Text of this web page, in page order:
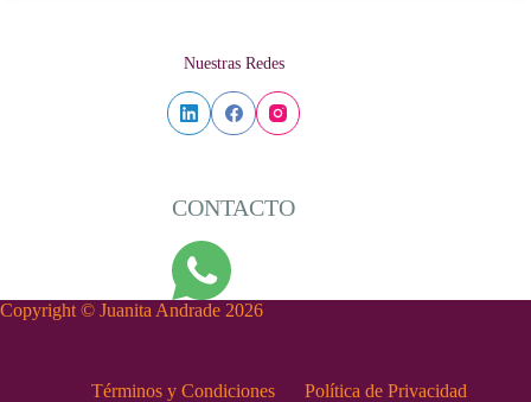
Nuestras Redes
CONTACTO
Copyright © Juanita Andrade 2026
Términos y Condiciones Política de Privacidad